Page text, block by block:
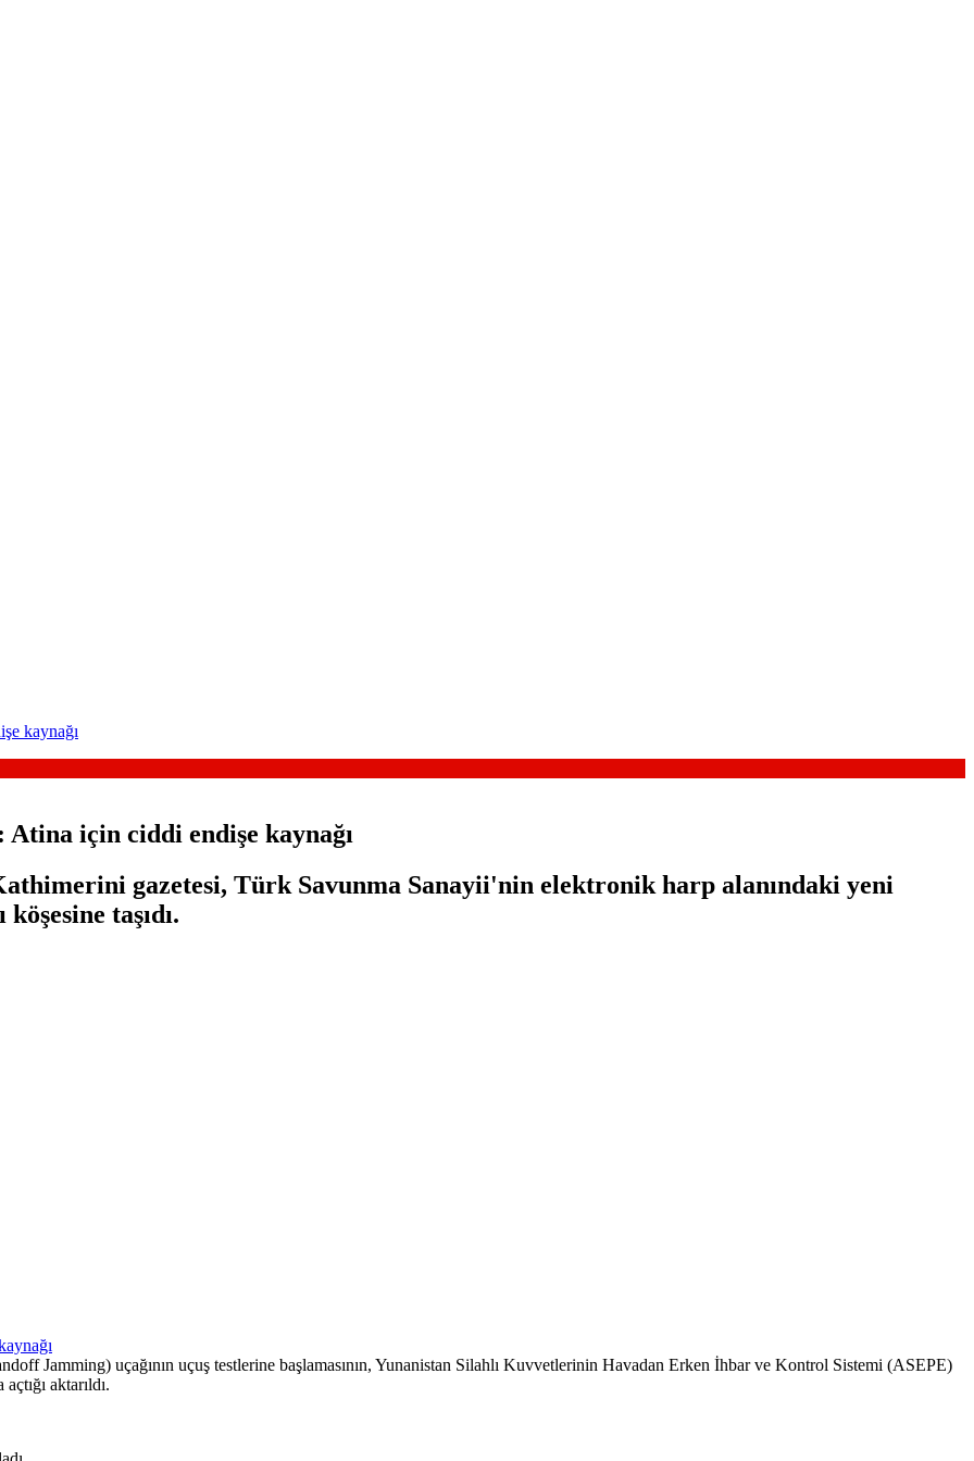
kaynağı
Atina için ciddi endişe kaynağı
gazetesi, Türk Savunma Sanayii'nin elektronik harp alanındaki yeni
taşıdı.
Jamming) uçağının uçuş testlerine başlamasının, Yunanistan Silahlı Kuvvetlerinin Havadan Erken İhbar ve Kontrol Sistemi (ASEPE)
aktarıldı.